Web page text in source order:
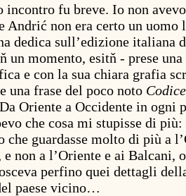
incontro fu breve. Io non
Andrić non era certo un uomo
dedica sull’edizione italiana
un momento, esitň - prese
e con la sua chiara grafia
una frase del poco noto Codice
Oriente a Occidente in ogni
che cosa mi stupisse di
che guardasse molto di più a
e non a l’Oriente e ai Balcani,
perfino quei dettagli
paese vicino…